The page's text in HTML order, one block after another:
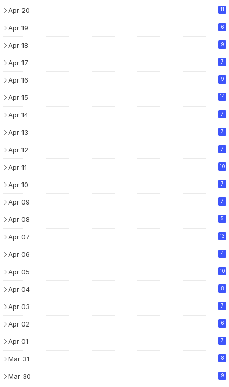
Apr 20 11
Apr 19 6
Apr 18 9
Apr 17 7
Apr 16 9
Apr 15 14
Apr 14 7
Apr 13 7
Apr 12 7
Apr 11 10
Apr 10 7
Apr 09 7
Apr 08 5
Apr 07 13
Apr 06 4
Apr 05 10
Apr 04 8
Apr 03 7
Apr 02 6
Apr 01 7
Mar 31 8
Mar 30 9